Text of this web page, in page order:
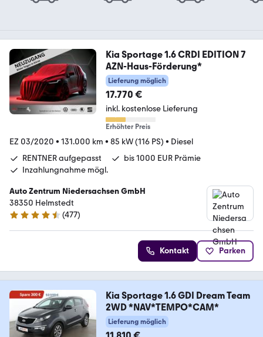
Kia Sportage 1.6 CRDI EDITION 7
AZN-Haus-Förderung*
Lieferung möglich
17.770 €
inkl. kostenlose Lieferung
Erhöhter Preis
EZ 03/2020 • 131.000 km • 85 kW (116 PS) • Diesel
RENTNER aufgepasst
bis 1000 EUR Prämie
Inzahlungnahme mögl.
Auto Zentrum Niedersachsen GmbH
38350 Helmstedt
4.5 Sterne
(477)
Kontakt Parken
Kia Sportage 1.6 GDI Dream Team
2WD *NAV*TEMPO*CAM*
Lieferung möglich